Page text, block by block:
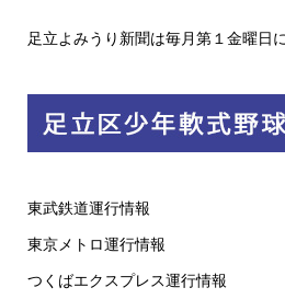
足立よみうり新聞は毎月第１金曜日
東武鉄道運行情報
東京メトロ運行情報
つくばエクスプレス運行情報